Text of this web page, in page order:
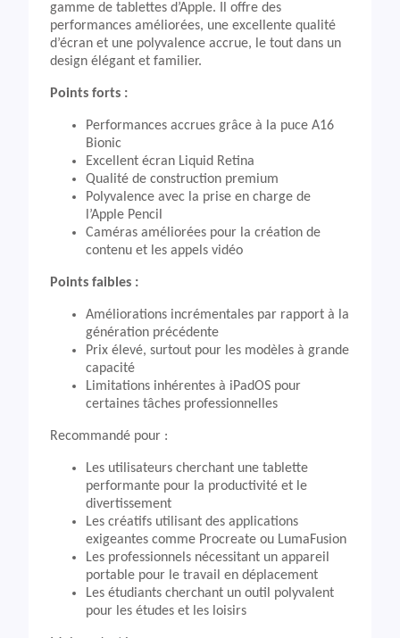
gamme de tablettes d’Apple. Il offre des
performances améliorées, une excellente qualité
d’écran et une polyvalence accrue, le tout dans un
design élégant et familier.
Points forts :
Performances accrues grâce à la puce A16
Bionic
Excellent écran Liquid Retina
Qualité de construction premium
Polyvalence avec la prise en charge de
l’Apple Pencil
Caméras améliorées pour la création de
contenu et les appels vidéo
Points faibles :
Améliorations incrémentales par rapport à la
génération précédente
Prix élevé, surtout pour les modèles à grande
capacité
Limitations inhérentes à iPadOS pour
certaines tâches professionnelles
Recommandé pour :
Les utilisateurs cherchant une tablette
performante pour la productivité et le
divertissement
Les créatifs utilisant des applications
exigeantes comme Procreate ou LumaFusion
Les professionnels nécessitant un appareil
portable pour le travail en déplacement
Les étudiants cherchant un outil polyvalent
pour les études et les loisirs